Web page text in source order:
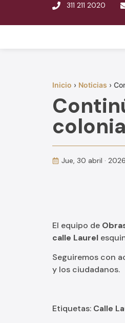
311 211 2020
Inicio › Noticias ›
Jue, 30 abril · 2026
El equipo de
calle Laurel
Seguiremos con
y los ciudadanos.
Etiquetas: Calle